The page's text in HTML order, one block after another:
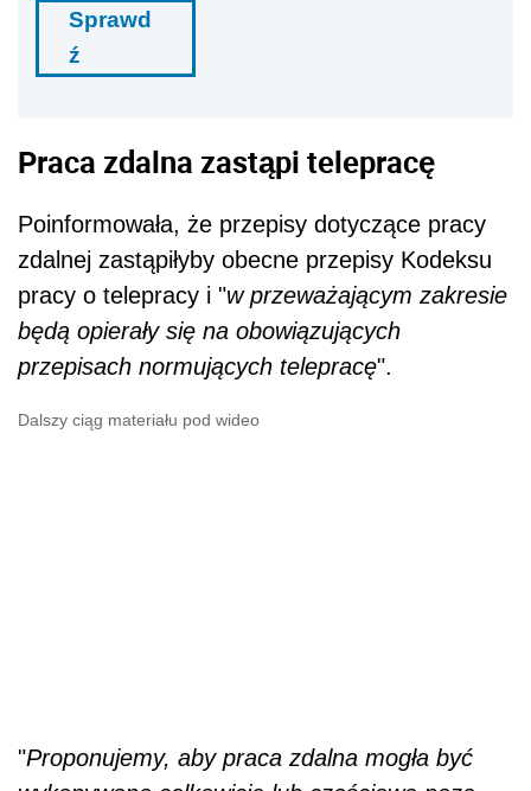
Sprawd
ź
Praca zdalna zastąpi telepracę
Poinformowała, że przepisy dotyczące pracy
zdalnej zastąpiłyby obecne przepisy Kodeksu
pracy o telepracy i "w przeważającym zakresie
będą opierały się na obowiązujących
przepisach normujących telepracę".
Dalszy ciąg materiału pod wideo
"Proponujemy, aby praca zdalna mogła być